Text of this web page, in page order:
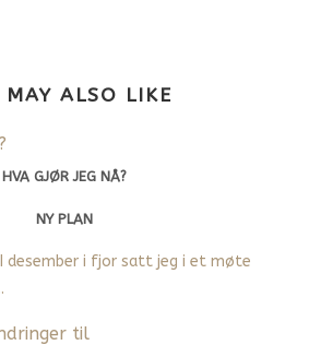
MAY ALSO LIKE
HVA GJØR JEG NÅ?
NY PLAN
desember i fjor satt jeg i et møte